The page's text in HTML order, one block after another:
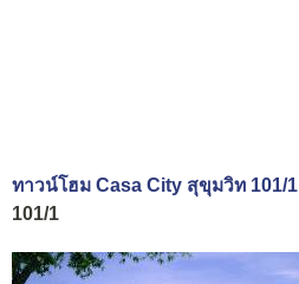
ทาวน์โฮม Casa City สุขุมวิท 101/1
101/1